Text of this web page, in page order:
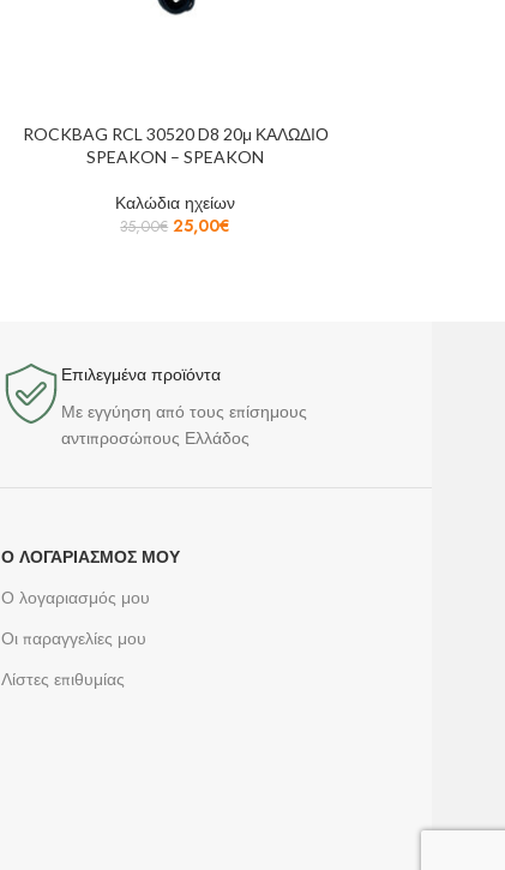
ROCKBAG RCL 30520 D8 20μ ΚΑΛΩΔΙΟ
SPEAKON – SPEAKON
Καλώδια ηχείων
35,00€ 25,00€
Επιλεγμένα προϊόντα​
Με εγγύηση από τους επίσημους
αντιπροσώπους Ελλάδος
Ο ΛΟΓΑΡΙΑΣΜΌΣ ΜΟΥ
Ο λογαριασμός μου
Οι παραγγελίες μου
Λίστες επιθυμίας